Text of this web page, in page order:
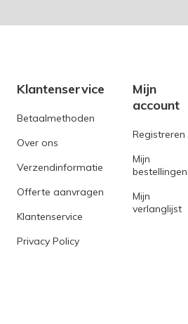
Klantenservice
Betaalmethoden
Over ons
Verzendinformatie
Offerte aanvragen
Klantenservice
Privacy Policy
Mijn
account
Registreren
Mijn
bestellingen
Mijn
verlanglijst